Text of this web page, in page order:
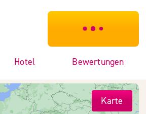
***************
Hotel Bewertungen
Karte